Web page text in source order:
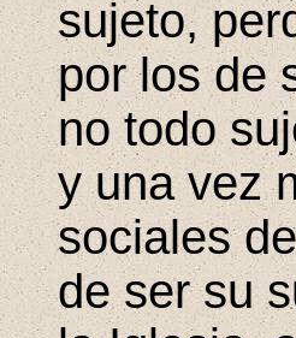
sujeto,
por los de
no todo
y una vez
sociales
de ser su